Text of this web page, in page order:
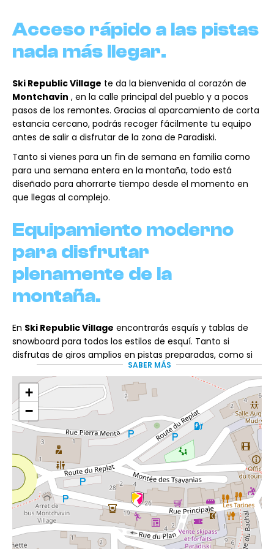
Acceso rápido a las pistas
nada más llegar.
Ski Republic Village te da la bienvenida al corazón de
Montchavin , en la calle principal del pueblo y a pocos
pasos de los remontes. Gracias al aparcamiento de corta
estancia cercano, podrás recoger fácilmente tu equipo
antes de salir a disfrutar de la zona de Paradiski.
Tanto si vienes para un fin de semana en familia como
para una semana entera en la montaña, todo está
diseñado para ahorrarte tiempo desde el momento en
que llegas al complejo.
Equipamiento moderno
para disfrutar
plenamente de la
montaña.
En Ski Republic Village encontrarás esquís y tablas de
snowboard para todos los estilos de esquí. Tanto si
disfrutas de giros amplios en pistas preparadas, como si
practicas snowboard, esquías tranquilamente o exploras
los mejores lugares para esquiar en nieve polvo, nuestro
equipo te ayudará a elegir el equipo que mejor se adapte
a tu nivel y preferencias.
Todo el equipo recibemantenimiento y revisiones
periódicas para garantizar comodidad, seguridad y
disfrute en la nieve. Además, las botas se secan y
desinfectan después de cada alquiler para asegurar unas
condiciones óptimas para esquiar durante toda su
estancia.
Un equipo apasionado que
SABER MÁS
+
−